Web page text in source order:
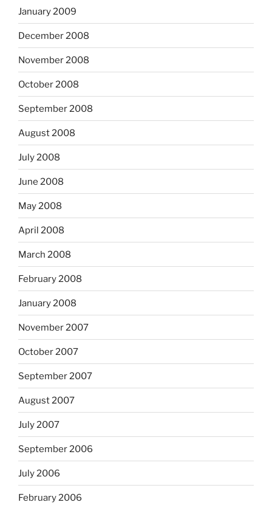
January 2009
December 2008
November 2008
October 2008
September 2008
August 2008
July 2008
June 2008
May 2008
April 2008
March 2008
February 2008
January 2008
November 2007
October 2007
September 2007
August 2007
July 2007
September 2006
July 2006
February 2006